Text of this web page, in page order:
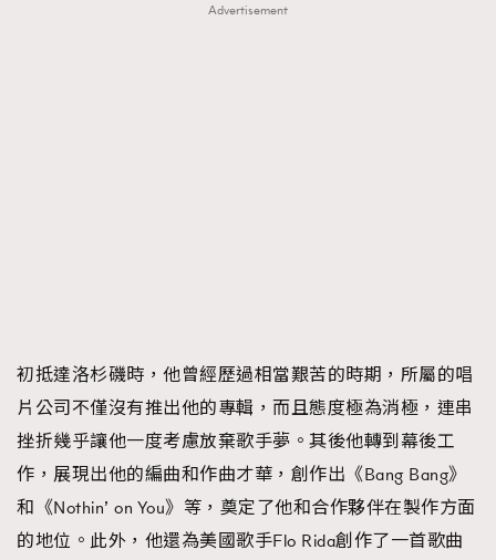
Advertisement
初抵達洛杉磯時，他曾經歷過相當艱苦的時期，所屬的唱
片公司不僅沒有推出他的專輯，而且態度極為消極，連串
挫折幾乎讓他一度考慮放棄歌手夢。其後他轉到幕後工
作，展現出他的編曲和作曲才華，創作出《Bang Bang》
和《Nothin’ on You》等，奠定了他和合作夥伴在製作方面
的地位。此外，他還為美國歌手Flo Rida創作了一首歌曲